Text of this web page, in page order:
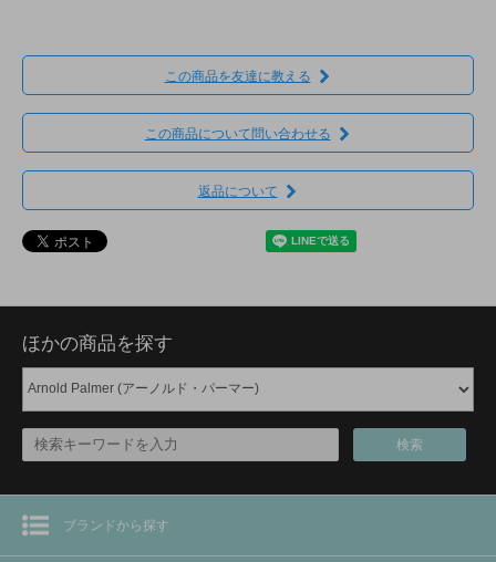
この商品を友達に教える
この商品について問い合わせる
返品について
ほかの商品を探す
検索
ブランドから探す